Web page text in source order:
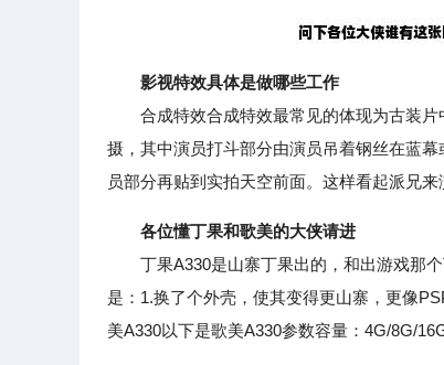
影视特效具体是做哪些工作
合成特效合成特效最常见的体现为古装片
摄，其中演员打斗部分由演员吊着钢丝在蓝
员部分再贴到实拍天空前面。这样看起派兄来
各位懂丁果和歌美的大侠请进
丁果A330是山寨丁果出的，和出游戏那个
是：1.换了个外壳，使其变得更山寨，更像
美A330以下是歌美A330参数容量：4G/8G/16G